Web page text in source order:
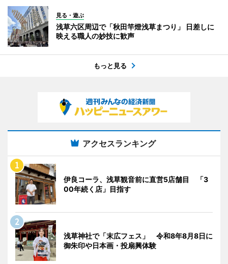
見る・遊ぶ
浅草六区周辺で「秋田竿燈浅草まつり」 日差しに
映える職人の妙技に歓声
もっと見る
アクセスランキング
伊良コーラ、浅草観音前に直営5店舗目 「3
00年続く店」目指す
浅草神社で「末広フェス」 令和8年8月8日に
御朱印や日本画・投扇興体験